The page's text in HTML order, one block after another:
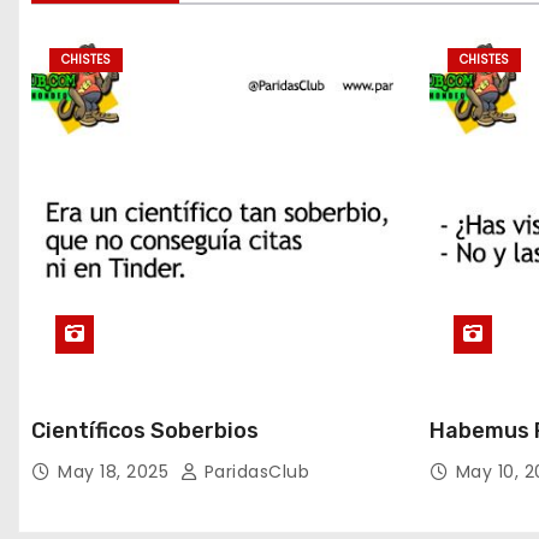
CHISTES
Científicos Soberbios
May 18, 2025 ParidasClub
CHISTES
Habemus
May 10,